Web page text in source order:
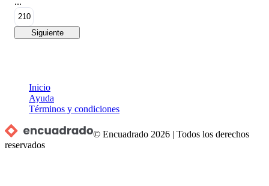
210
Siguiente
Inicio
Ayuda
Términos y condiciones
© Encuadrado 2026 |Todos los derechos
reservados